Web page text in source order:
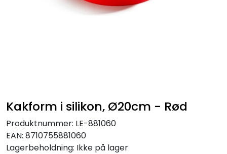
Kakform i silikon, Ø20cm - Rød
Produktnummer: LE-881060
EAN: 8710755881060
Lagerbeholdning: Ikke på lager